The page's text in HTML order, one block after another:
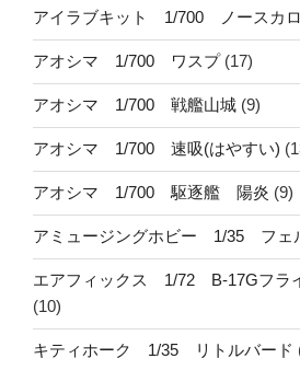
アイラブキット 1/700 ノースカ
アオシマ 1/700 ワスプ(17)
アオシマ 1/700 戦艦山城 (9)
アオシマ 1/700 速吸(はやすい)
アオシマ 1/700 駆逐艦 陽炎 (9)
アミュージングホビー 1/35 フェ
エアフィックス 1/72 B-17Gフラ
(10)
キティホーク 1/35 リトルバード